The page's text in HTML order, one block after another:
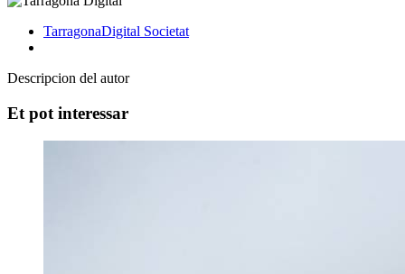
TarragonaDigital Societat
Descripcion del autor
Et pot interessar